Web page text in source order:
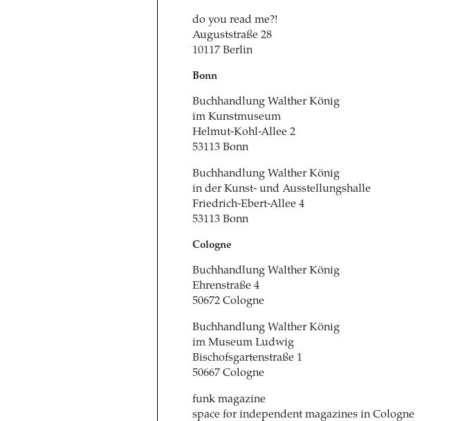
do you read me?!
Auguststraße 28
10117 Berlin
Bonn
Buchhandlung Walther König
im Kunstmuseum
Helmut-Kohl-Allee 2
53113 Bonn
Buchhandlung Walther König
in der Kunst- und Ausstellungshalle
Friedrich-Ebert-Allee 4
53113 Bonn
Cologne
Buchhandlung Walther König
Ehrenstraße 4
50672 Cologne
Buchhandlung Walther König
im Museum Ludwig
Bischofsgartenstraße 1
50667 Cologne
funk magazine
space for independent magazines in Cologne